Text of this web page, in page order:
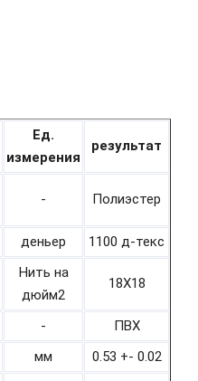
Ед.
измерения
результат
- Полиэстер
деньер 1100 д-текс
Нить на
дюйм2
18Х18
-
ПВХ
мм
0.53 +- 0.02